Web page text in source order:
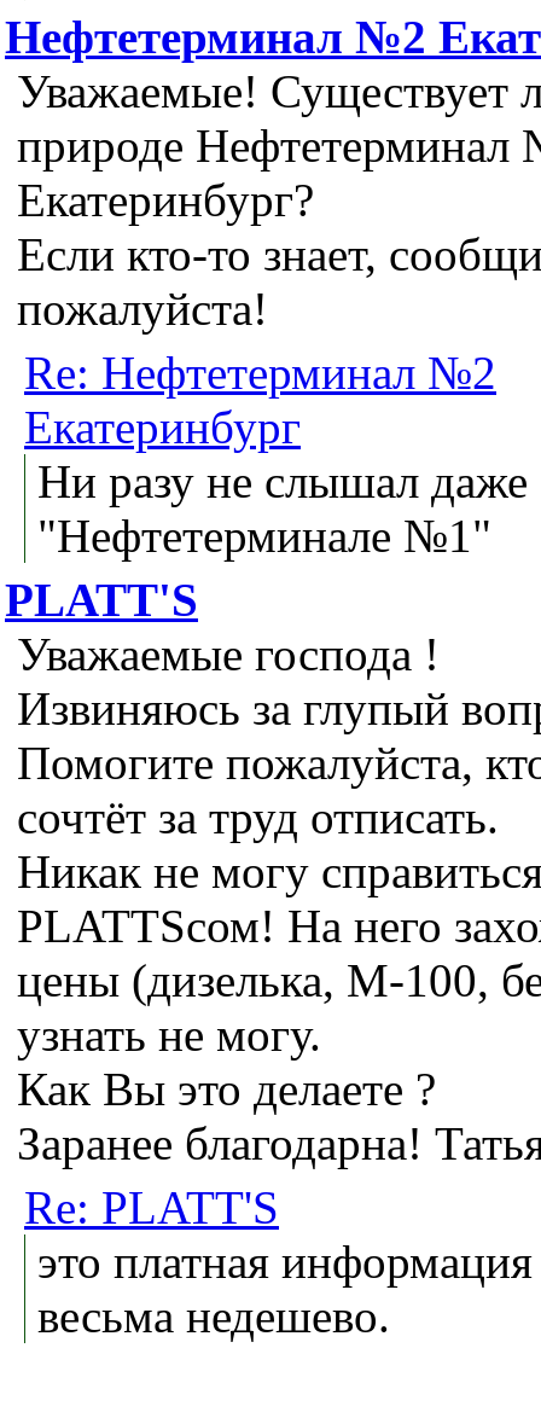
Нефтетерминал №2
Уважаемые! Существует
природе Нефтетерминал
Екатеринбург?
Если кто-то знает,
пожалуйста!
Re: Нефтетерминал №2
Екатеринбург
Ни разу не слышал даже
"Нефтетерминале №1"
PLATT'S
Уважаемые господа !
Извиняюсь за глупый
Помогите пожалуйста,
сочтёт за труд отписать.
Никак не могу
PLATTSсом! На него
цены (дизелька, М-100,
узнать не могу.
Как Вы это делаете ?
Заранее благодарна!
Re: PLATT'S
это платная
весьма недешево.